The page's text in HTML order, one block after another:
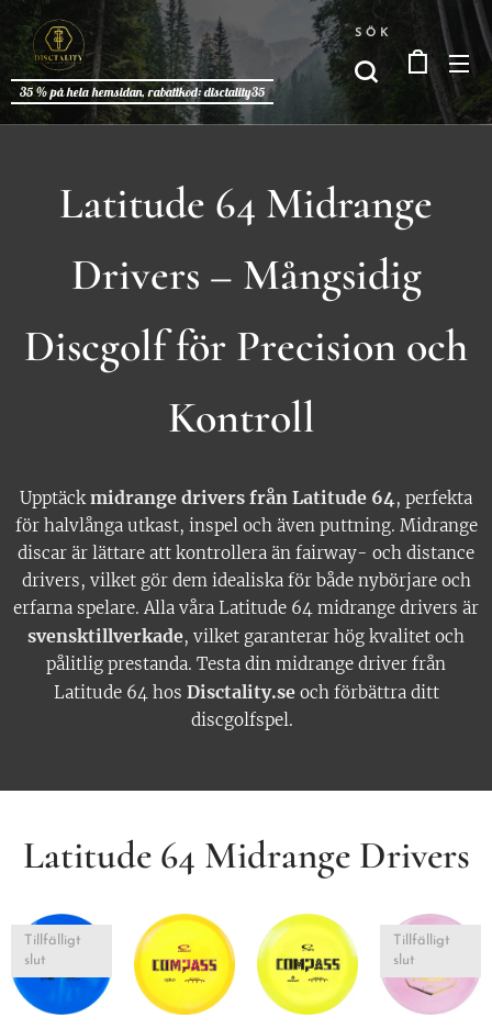
35 % på hela hemsidan, rabattkod: disctality35
SÖK
Latitude 64 Midrange
Drivers – Mångsidig
Discgolf för Precision och
Kontroll
Upptäckmidrange drivers från Latitude 64, perfekta
för halvlånga utkast, inspel och även puttning. Midrange
discar är lättare att kontrollera än fairway- och distance
drivers, vilket gör dem idealiska för både nybörjare och
erfarna spelare. Alla våra Latitude 64 midrange drivers är
svensktillverkade, vilket garanterar hög kvalitet och
pålitlig prestanda. Testa din midrange driver från
Latitude 64 hos Disctality.seoch förbättra ditt
discgolfspel.
Latitude 64 Midrange Drivers
Tillfälligt
slut
Tillfälligt
slut